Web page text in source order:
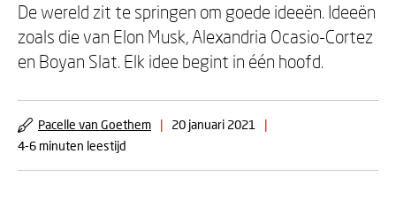
De wereld zit te springen om goede ideeën. Ideeën
zoals die van Elon Musk, Alexandria Ocasio-Cortez
en Boyan Slat. Elk idee begint in één hoofd.
Pacelle van Goethem | 20 januari 2021
|
4-6 minuten leestijd